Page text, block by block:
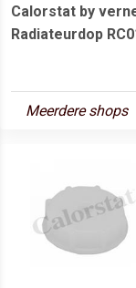
Calorstat by
Radiateurdop
Meerdere shops